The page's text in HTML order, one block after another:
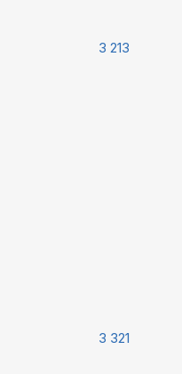
3 213
3 321